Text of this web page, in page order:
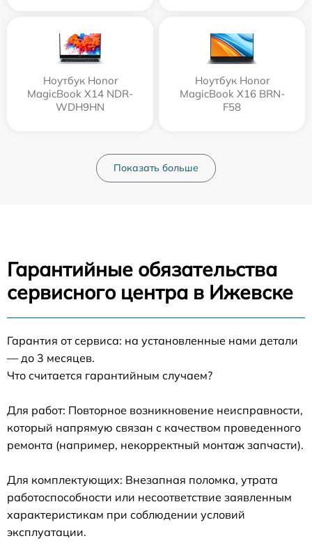
Ноутбук Honor
MagicBook X14 NDR-
WDH9HN
Ноутбук Honor
MagicBook X16 BRN-
F58
Показать больше
Гарантийные обязательства
сервисного центра в Ижевске
Гарантия от сервиса: на установленные нами детали
— до 3 месяцев.
Что считается гарантийным случаем?
Для работ: Повторное возникновение неисправности,
который напрямую связан с качеством проведенного
ремонта (например, некорректный монтаж запчасти).
Для комплектующих: Внезапная поломка, утрата
работоспособности или несоответствие заявленным
характеристикам при соблюдении условий
эксплуатации.